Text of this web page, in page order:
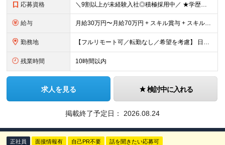
応募資格 ＼9割以上が未経験⼊社◎積極採⽤中／ ★学歴・経験不問︕ ★未経験・スクール卒業⽣・第⼆新卒歓迎︕ ★社会⼈未経験OK︕ ITの経験はあるが「英語⼒」がない… 何か⼿に職をつけたい… スキルも語学⼒
給与 月給30万円〜月給70万円 + スキル賞与 + スキルインセンティブ ※研修期間は有期雇用契約社員 ※プロジェクトによって異なる ※上記には(固定残業代¥44,369/30時間)を含む ※エリアによ
勤務地 【フルリモート可／転勤なし／希望を考慮】 日本47都道府県、どこでも就業可能！ (東京支社、群馬本社、北海道支社、宮城支社、愛知支社、大阪支社、福岡支社、千葉支店、神奈川支店、茨城支店、新潟支店、長野
残業時間 10時間以内
求人を見る 検討中に入れる
掲載終了予定日： 2026.08.24
正社員 面接情報有 自己PR不要 話を聞きたい応募可